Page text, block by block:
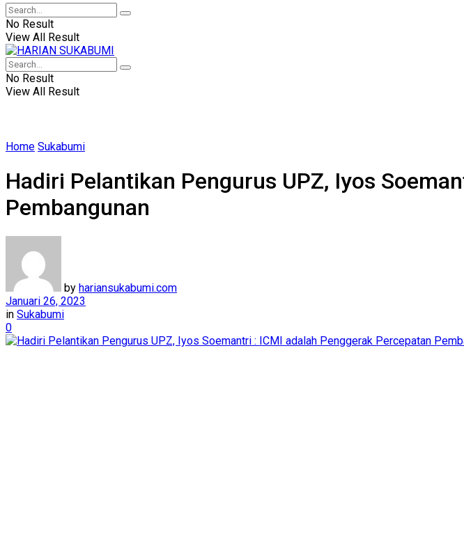
No Result
View All Result
No Result
View All Result
Home Sukabumi
Hadiri Pelantikan Pengurus UPZ, Iyos
Pembangunan
by hariansukabumi.com
Januari 26, 2023
in Sukabumi
0